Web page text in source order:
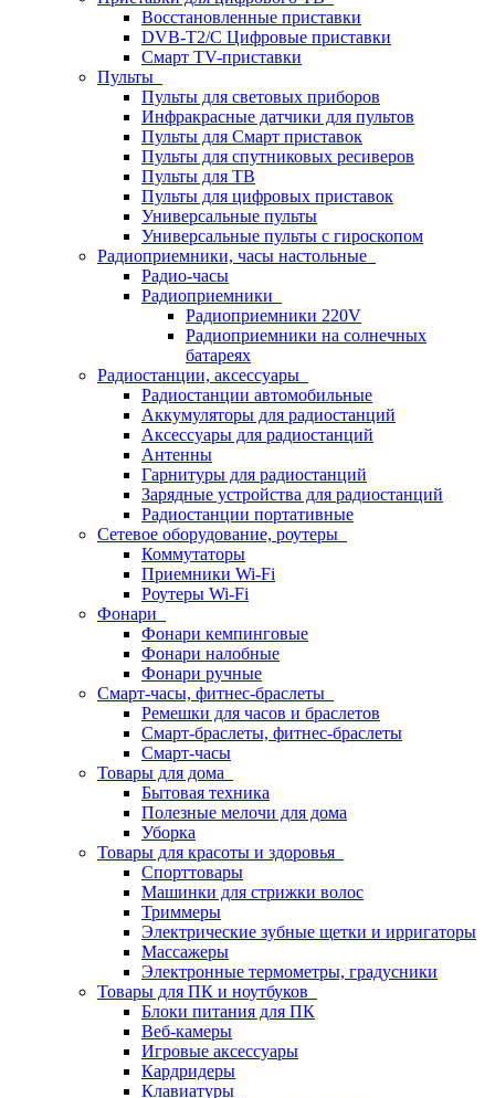
Восстановленные приставки
DVB-T2/C Цифровые приставки
Смарт ТV-приставки
Пульты
Пульты для световых приборов
Инфракрасные датчики для пультов
Пульты для Смарт приставок
Пульты для спутниковых ресиверов
Пульты для ТВ
Пульты для цифровых приставок
Универсальные пульты
Универсальные пульты с гироскопом
Радиоприемники, часы настольные
Радио-часы
Радиоприемники
Радиоприемники 220V
Радиоприемники на солнечных
батареях
Радиостанции, аксессуары
Радиостанции автомобильные
Аккумуляторы для радиостанций
Аксессуары для радиостанций
Антенны
Гарнитуры для радиостанций
Зарядные устройства для радиостанций
Радиостанции портативные
Сетевое оборудование, роутеры
Коммутаторы
Приемники Wi-Fi
Роутеры Wi-Fi
Фонари
Фонари кемпинговые
Фонари налобные
Фонари ручные
Смарт-часы, фитнес-браслеты
Ремешки для часов и браслетов
Смарт-браслеты, фитнес-браслеты
Смарт-часы
Товары для дома
Бытовая техника
Полезные мелочи для дома
Уборка
Товары для красоты и здоровья
Спорттовары
Машинки для стрижки волос
Триммеры
Электрические зубные щетки и ирригаторы
Массажеры
Электронные термометры, градусники
Товары для ПК и ноутбуков
Блоки питания для ПК
Веб-камеры
Игровые аксессуары
Кардридеры
Клавиатуры